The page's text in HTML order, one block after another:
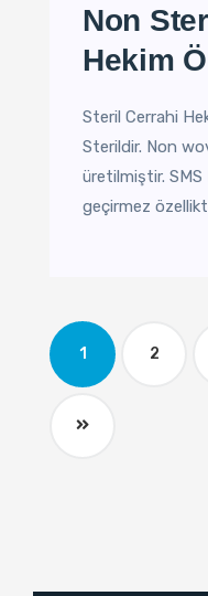
Non
Hekim
Steril Cerrahi
Sterildir. Non
üretilmiştir.
geçirmez
1 2